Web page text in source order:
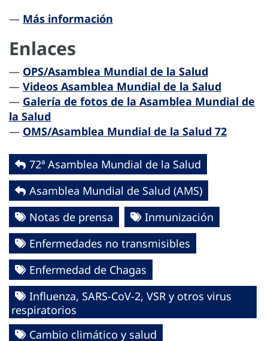
— Más información
Enlaces
— OPS/Asamblea Mundial de la Salud
— Videos Asamblea Mundial de la Salud
— Galería de fotos de la Asamblea Mundial de
la Salud
— OMS/Asamblea Mundial de la Salud 72
72ª Asamblea Mundial de la Salud
Asamblea Mundial de Salud (AMS)
Notas de prensa
Inmunización
Enfermedades no transmisibles
Enfermedad de Chagas
Influenza, SARS-CoV-2, VSR y otros virus
respiratorios
Cambio climático y salud